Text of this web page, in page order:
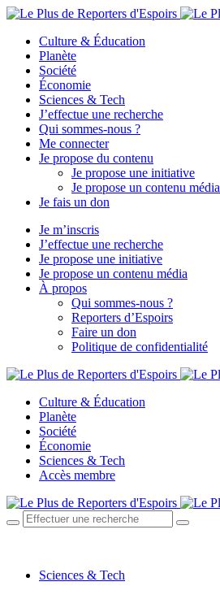
Culture & Éducation
Planète
Société
Économie
Sciences & Tech
J’effectue une recherche
Qui sommes-nous ?
Me connecter
Je propose du contenu
Je propose une initiative
Je propose un contenu média
Je fais un don
Je m’inscris
J’effectue une recherche
Je propose une initiative
Je propose un contenu média
À propos
Qui sommes-nous ?
Reporters d’Espoirs
Faire un don
Politique de confidentialité
Culture & Éducation
Planète
Société
Économie
Sciences & Tech
Accès membre
Sciences & Tech